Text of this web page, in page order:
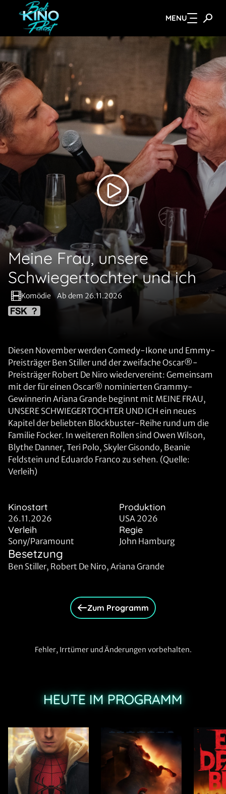
Zum Hauptinhalt springen MENU
Meine Frau, unsere
Schwiegertochter und ich
Komödie Ab dem 26.11.2026
Diesen November werden Comedy-Ikone und Emmy-
Preisträger Ben Stiller und der zweifache Oscar®-
Preisträger Robert De Niro wiedervereint: Gemeinsam
mit der für einen Oscar® nominierten Grammy-
Gewinnerin Ariana Grande beginnt mit MEINE FRAU,
UNSERE SCHWIEGERTOCHTER UND ICH ein neues
Kapitel der beliebten Blockbuster-Reihe rund um die
Familie Focker. In weiteren Rollen sind Owen Wilson,
Blythe Danner, Teri Polo, Skyler Gisondo, Beanie
Feldstein und Eduardo Franco zu sehen. (Quelle:
Verleih)
Kinostart
26.11.2026
Produktion
USA 2026
Verleih
Sony/Paramount
Regie
John Hamburg
Besetzung
Ben Stiller, Robert De Niro, Ariana Grande
Zum Programm
Fehler, Irrtümer und Änderungen vorbehalten.
HEUTE IM PROGRAMM